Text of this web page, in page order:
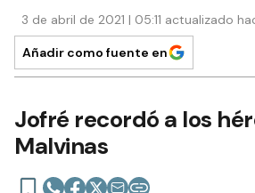
3 de abril de 2021 | 05:11 actualizado
Añadir como fuente en
Jofré recordó a los
Malvinas